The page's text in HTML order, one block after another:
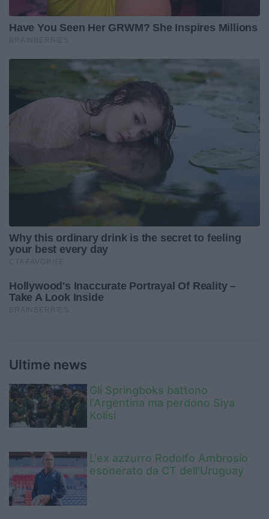
Ultime news
Gli Springboks battono
l'Argentina ma perdono Siya
Kolisi
L'ex azzurro Rodolfo Ambrosio
esonerato da CT dell'Uruguay